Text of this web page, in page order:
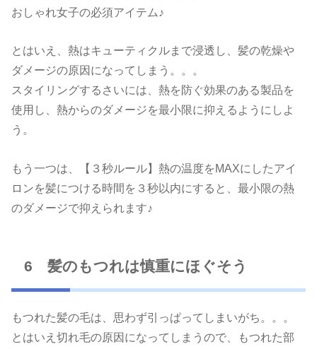
おしゃれ女子の必須アイテム♪
とはいえ、熱はキューティクルまで浸透し、髪の乾燥や
ダメージの原因になってしまう。。。
スタイリングするさいには、熱を防ぐ効果のある製品を
使用し、熱からのダメージを最小限に抑えるようにしよ
う。
もう一つは、【３秒ルール】熱の温度をMAXにしたアイ
ロンを髪につける時間を３秒以内にすると、最小限の熱
のダメージで抑えられます♪
6 髪のもつれは慎重にほぐそう
もつれた髪の毛は、思わず引っぱってしまいがち。。。
とはいえ切れ毛の原因になってしまうので、もつれた部